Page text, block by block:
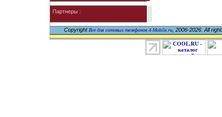
Партнеры :
Copyright Все для сотовых телефонов 4-Mobile.ru, 2006-2026. All